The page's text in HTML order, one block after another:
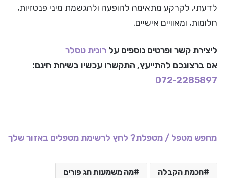
לדעתי, לקרקע מתאימה להופעה ולהגשמת מיני פנטזיות,
חלומות, ומאוויים אישיים.
ליצירת קשר ופרטים נוספים על רונית טסלר
אם ברצונכם להתייעץ, התקשרו עכשיו בשיחת חינם:
072-2285897
מחפש מטפל / מטפלת? לחץ לרשימת מטפלים באזור שלך
חכמת הקבלה מה משמעות חג פורים